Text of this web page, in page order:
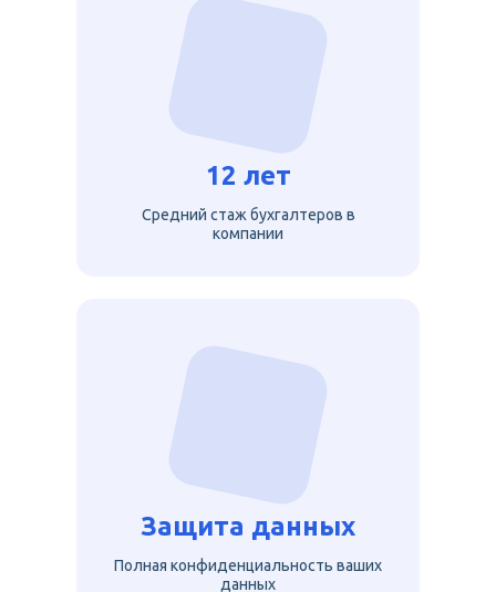
12 лет
Средний стаж бухгалтеров в
компании
Защита данных
Полная конфиденциальность ваших
данных